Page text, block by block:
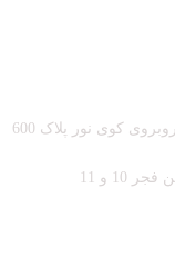
کوی نور پلاک 600
10 و 11